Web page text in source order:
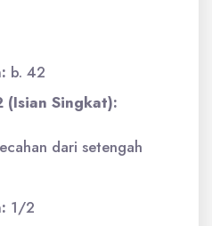
b. 42
(Isian Singkat):
dari setengah
1/2